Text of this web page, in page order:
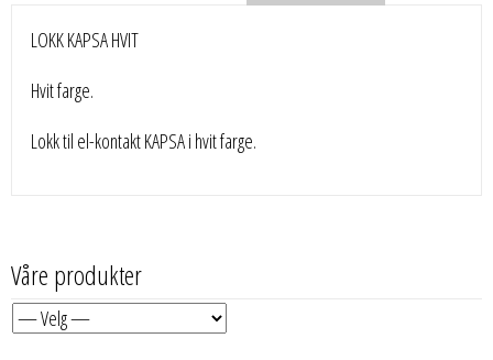
LOKK KAPSA HVIT
Hvit farge.
Lokk til el-kontakt KAPSA i hvit farge.
Våre produkter